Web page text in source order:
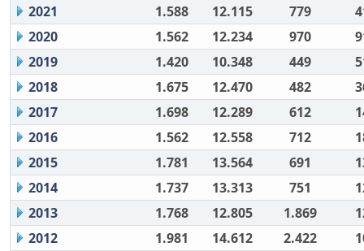
2021
1.588 12.115 779
2020
1.562 12.234 970
2019
1.420 10.348 449
2018
1.675 12.470 482
2017
1.698 12.289 612
2016
1.562 12.558 712
2015
1.781 13.564 691
2014
1.737 13.313 751
2013
1.768 12.805 1.869
2012
1.981 14.612 2.422